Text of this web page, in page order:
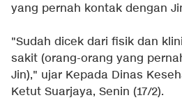
yang pernah kontak dengan
"Sudah dicek dari fisik dan
sakit (orang-orang yang
Jin)," ujar Kepada Dinas
Ketut Suarjaya, Senin (17/2).